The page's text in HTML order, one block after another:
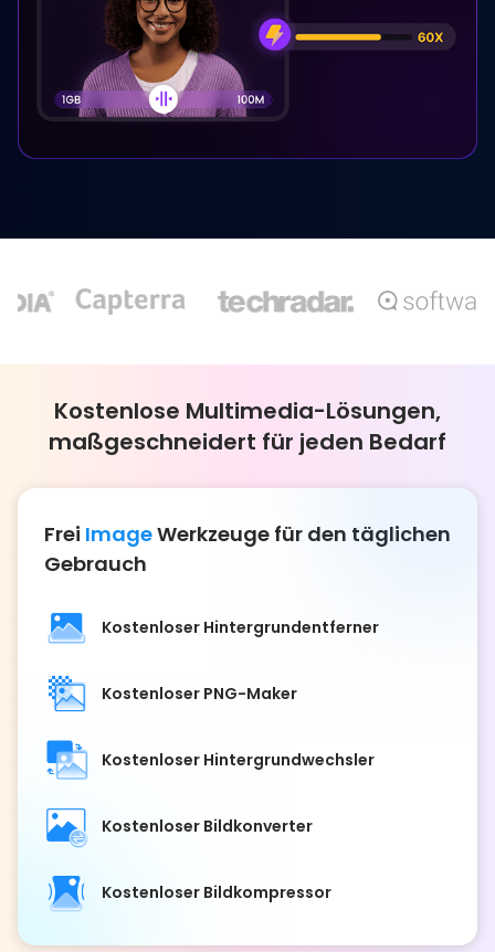
Kostenlose Multimedia-Lösungen,
maßgeschneidert für jeden Bedarf
Frei ImageWerkzeuge für den täglichen
Gebrauch
Kostenloser Hintergrundentferner
Kostenloser PNG-Maker
Kostenloser Hintergrundwechsler
Kostenloser Bildkonverter
Kostenloser Bildkompressor